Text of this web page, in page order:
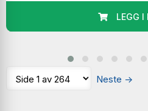
LEGG I
Neste →